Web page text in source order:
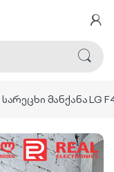
სარეცხი მანქანა LG